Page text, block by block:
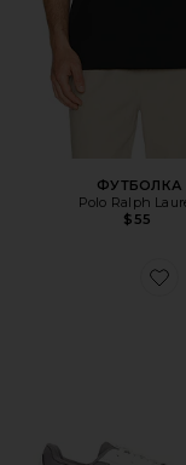
ФУТБОЛКА
Polo Ralph
$55